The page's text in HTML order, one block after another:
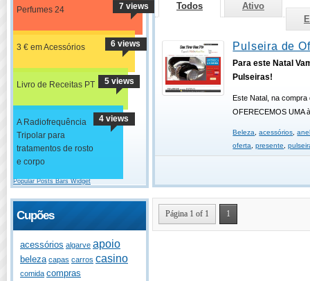
Perfumes 24 7 views
3 € em Acessórios 6 views
Livro de Receitas PT 5 views
A Radiofrequência
Tripolar para
tratamentos de rosto
e corpo
4 views
Popular Posts Bars Widget
Cupões
acessórios algarve apoio
beleza capas carros casino
comida compras
Todos
Ativo
Pulseira de
Para este Natal
Pulseiras!
Este Natal, na compra
OFERECEMOS UMA
Beleza ,acessórios ,
oferta
,presente ,
Página 1 of 1 1